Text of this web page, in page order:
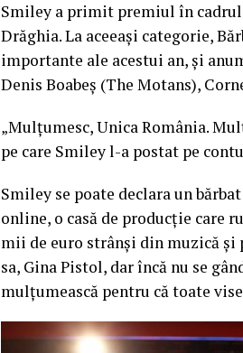
Smiley a primit premiul în
Drăghia. La aceeaşi categorie,
importante ale acestui an, şi
Denis Boabeş (The Motans),
„Mulţumesc, Unica România.
pe care Smiley l-a postat pe
Smiley se poate declara un
online, o casă de producţie care
mii de euro strânşi din muzică
sa, Gina Pistol, dar încă nu se
mulţumească pentru că toate